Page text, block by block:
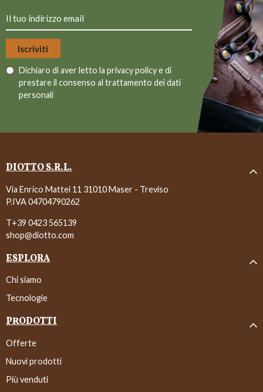
Dichiaro di aver letto la privacy policye di
prestare il consenso al trattamento dei dati
personali
DIOTTO S.R.L.
Via Enrico Mattei 11 31010 Maser - Treviso
P.IVA 04704790262
T+39 0423 565139
shop@diotto.com
ESPLORA
Chi siamo
Tecnologie
PRODOTTI
Offerte
Nuovi prodotti
Più venduti